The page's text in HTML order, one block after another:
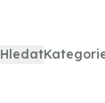
Hledat